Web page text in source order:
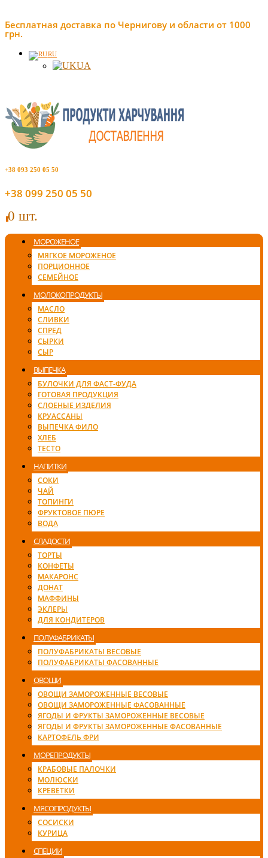
Бесплатная доставка по Чернигову и области от 1000
грн.
RU
UA
+38 093 250 05 50
+38 099 250 05 50
00 шт.
МОРОЖЕНОЕ
МЯГКОЕ МОРОЖЕНОЕ
ПОРЦИОННОЕ
СЕМЕЙНОЕ
МОЛОКОПРОДУКТЫ
МАСЛО
СЛИВКИ
СПРЕД
СЫРКИ
СЫР
ВЫПЕЧКА
БУЛОЧКИ ДЛЯ ФАСТ-ФУДА
ГОТОВАЯ ПРОДУКЦИЯ
СЛОЕНЫЕ ИЗДЕЛИЯ
КРУАССАНЫ
ВЫПЕЧКА ФИЛО
ХЛЕБ
ТЕСТО
НАПИТКИ
СОКИ
ЧАЙ
ТОПИНГИ
ФРУКТОВОЕ ПЮРЕ
ВОДА
СЛАДОСТИ
ТОРТЫ
КОНФЕТЫ
МАКАРОНС
ДОНАТ
МАФФИНЫ
ЭКЛЕРЫ
ДЛЯ КОНДИТЕРОВ
ПОЛУФАБРИКАТЫ
ПОЛУФАБРИКАТЫ ВЕСОВЫЕ
ПОЛУФАБРИКАТЫ ФАСОВАННЫЕ
ОВОЩИ
ОВОЩИ ЗАМОРОЖЕННЫЕ ВЕСОВЫЕ
ОВОЩИ ЗАМОРОЖЕННЫЕ ФАСОВАННЫЕ
ЯГОДЫ И ФРУКТЫ ЗАМОРОЖЕННЫЕ ВЕСОВЫЕ
ЯГОДЫ И ФРУКТЫ ЗАМОРОЖЕННЫЕ ФАСОВАННЫЕ
КАРТОФЕЛЬ ФРИ
МОРЕПРОДУКТЫ
КРАБОВЫЕ ПАЛОЧКИ
МОЛЮСКИ
КРЕВЕТКИ
МЯСОПРОДУКТЫ
СОСИСКИ
КУРИЦА
СПЕЦИИ